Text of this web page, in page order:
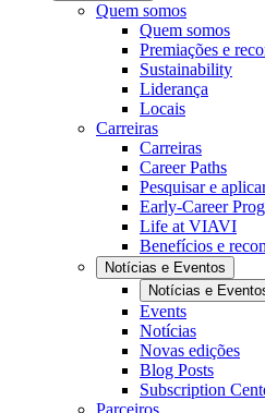
Quem somos
Quem somos
Premiações e
Sustainability
Liderança
Locais
Carreiras
Carreiras
Career Paths
Pesquisar e
Early-Career
Life at VIAVI
Benefícios e
Notícias e Eventos
Notícias e
Events
Notícias
Novas edições
Blog Posts
Subscription